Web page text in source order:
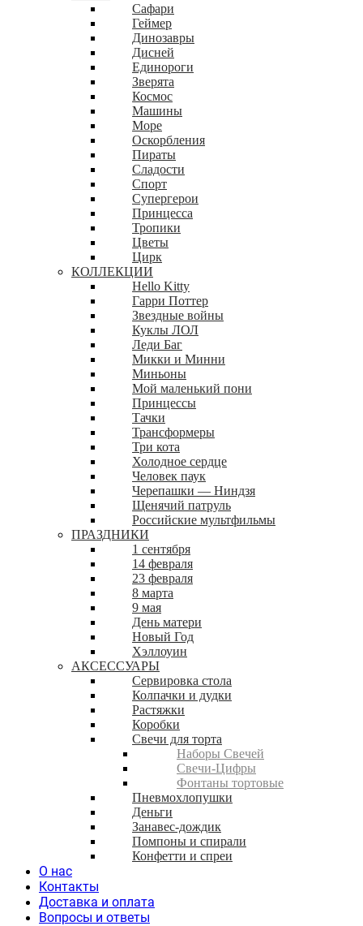
Сафари
Геймер
Динозавры
Дисней
Единороги
Зверята
Космос
Машины
Море
Оскорбления
Пираты
Сладости
Спорт
Супергерои
Принцесса
Тропики
Цветы
Цирк
КОЛЛЕКЦИИ
Hello Kitty
Гарри Поттер
Звездные войны
Куклы ЛОЛ
Леди Баг
Микки и Минни
Миньоны
Мой маленький пони
Принцессы
Тачки
Трансформеры
Три кота
Холодное сердце
Человек паук
Черепашки — Ниндзя
Щенячий патруль
Российские мультфильмы
ПРАЗДНИКИ
1 сентября
14 февраля
23 февраля
8 марта
9 мая
День матери
Новый Год
Хэллоуин
АКСЕССУАРЫ
Сервировка стола
Колпачки и дудки
Растяжки
Коробки
Свечи для торта
Наборы Свечей
Свечи-Цифры
Фонтаны тортовые
Пневмохлопушки
Деньги
Занавес-дождик
Помпоны и спирали
Конфетти и спреи
О нас
Контакты
Доставка и оплата
Вопросы и ответы